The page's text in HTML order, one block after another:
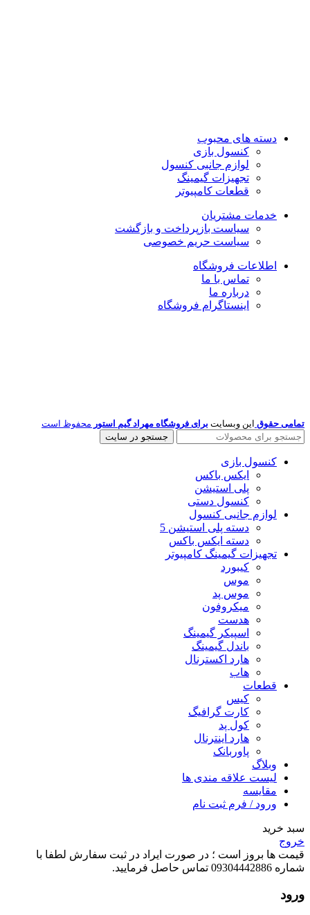
دسته های محبوب
کنسول بازی
لوازم جانبی کنسول
تجهیزات گیمینگ
قطعات کامپیوتر
خدمات مشتریان
سیاست بازپرداخت و بازگشت
سیاست حریم خصوصی
اطلاعات فروشگاه
تماس با ما
درباره ما
اینستاگرام فروشگاه
تمامی حقوق این وبسایت برای فروشگاه مهراد گیم استور محفوظ است
جستجو در سایت
کنسول بازی
ایکس باکس
پلی استیشن
کنسول دستی
لوازم جانبی کنسول
دسته پلی استیشن 5
دسته ایکس باکس
تجهیزات گیمینگ کامپیوتر
کیبورد
موس
موس پد
میکروفون
هدست
اسپیکر گیمینگ
باندل گیمینگ
هارد اکسترنال
هاب
قطعات
کیس
کارت گرافیگ
کول پد
هارد اینترنال
پاوربانک
وبلاگ
لیست علاقه مندی ها
مقایسه
ورود / فرم ثبت نام
سبد خرید
خروج
قیمت ها بروز است ؛ در صورت ایراد در ثبت سفارش لطفا با
شماره 09304442886 تماس حاصل فرمایید.
ورود